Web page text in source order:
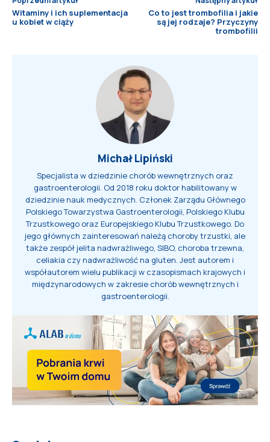
Witaminy i ich suplementacja
u kobiet w ciąży
Co to jest trombofilia i jakie
są jej rodzaje? Przyczyny
trombofilii
Michał Lipiński
Specjalista w dziedzinie chorób wewnętrznych oraz
gastroenterologii. Od 2018 roku doktor habilitowany w
dziedzinie nauk medycznych. Członek Zarządu Głównego
Polskiego Towarzystwa Gastroenterologii, Polskiego Klubu
Trzustkowego oraz Europejskiego Klubu Trzustkowego. Do
jego głównych zainteresowań należą choroby trzustki, ale
także zespół jelita nadwrażliwego, SIBO, choroba trzewna,
celiakia czy nadwrażliwość na gluten. Jest autorem i
współautorem wielu publikacji w czasopismach krajowych i
międzynarodowych w zakresie chorób wewnętrznych i
gastroenterologii.